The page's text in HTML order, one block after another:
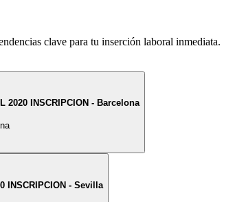
clave para tu inserción laboral inmediata.
2020 INSCRIPCION - Barcelona
INSCRIPCION - Sevilla